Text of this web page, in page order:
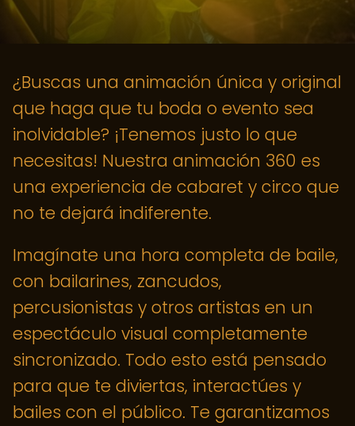
¿Buscas una animación única y original
que haga que tu boda o evento sea
inolvidable? ¡Tenemos justo lo que
necesitas! Nuestra animación 360 es
una experiencia de cabaret y circo que
no te dejará indiferente.
Imagínate una hora completa de baile,
con bailarines, zancudos,
percusionistas y otros artistas en un
espectáculo visual completamente
sincronizado. Todo esto está pensado
para que te diviertas, interactúes y
bailes con el público. Te garantizamos